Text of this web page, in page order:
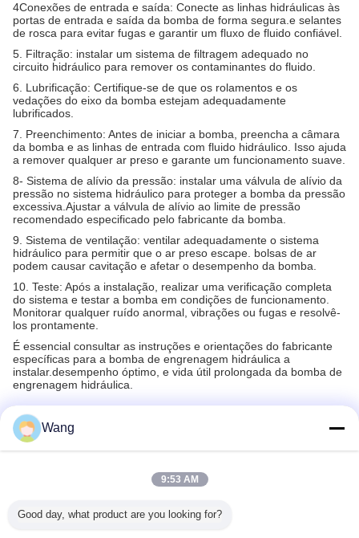
4Conexões de entrada e saída: Conecte as linhas hidráulicas às
portas de entrada e saída da bomba de forma segura.e selantes
de rosca para evitar fugas e garantir um fluxo de fluido confiável.
5. Filtração: instalar um sistema de filtragem adequado no
circuito hidráulico para remover os contaminantes do fluido.
6. Lubrificação: Certifique-se de que os rolamentos e os
vedações do eixo da bomba estejam adequadamente
lubrificados.
7. Preenchimento: Antes de iniciar a bomba, preencha a câmara
da bomba e as linhas de entrada com fluido hidráulico. Isso ajuda
a remover qualquer ar preso e garante um funcionamento suave.
8- Sistema de alívio da pressão: instalar uma válvula de alívio da
pressão no sistema hidráulico para proteger a bomba da pressão
excessiva.Ajustar a válvula de alívio ao limite de pressão
recomendado especificado pelo fabricante da bomba.
9. Sistema de ventilação: ventilar adequadamente o sistema
hidráulico para permitir que o ar preso escape. bolsas de ar
podem causar cavitação e afetar o desempenho da bomba.
10. Teste: Após a instalação, realizar uma verificação completa
do sistema e testar a bomba em condições de funcionamento.
Monitorar qualquer ruído anormal, vibrações ou fugas e resolvê-
los prontamente.
É essencial consultar as instruções e orientações do fabricante
específicas para a bomba de engrenagem hidráulica a
instalar.desempenho óptimo, e vida útil prolongada da bomba de
engrenagem hidráulica.
Recommended Products
Wang
9:53 AM
Good day, what product are you looking for?